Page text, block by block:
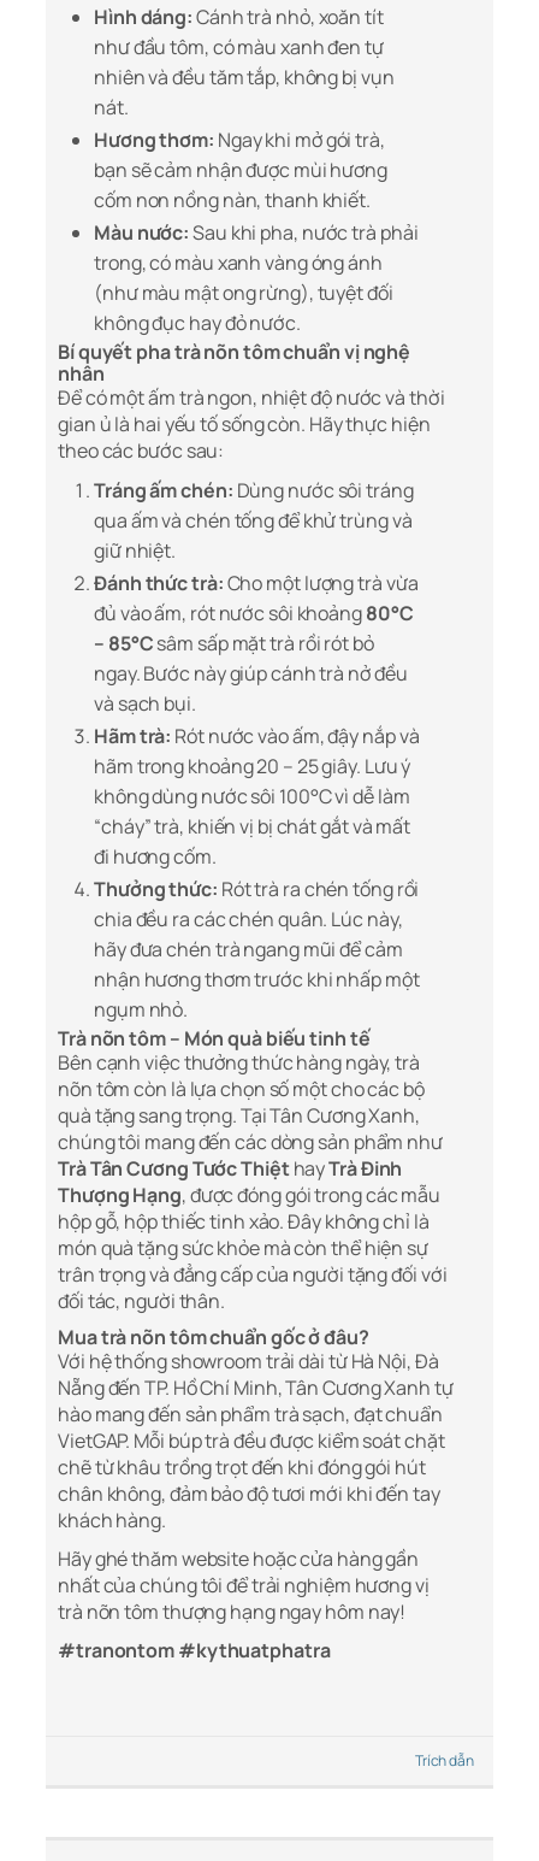
Hình dáng:Cánh trà nhỏ, xoăn tít
như đầu tôm, có màu xanh đen tự
nhiên và đều tăm tắp, không bị vụn
nát.
Hương thơm: Ngay khi mở gói trà,
bạn sẽ cảm nhận được mùi hương
cốm non nồng nàn, thanh khiết.
Màu nước:Sau khi pha, nước trà phải
trong, có màu xanh vàng óng ánh
(như màu mật ong rừng), tuyệt đối
không đục hay đỏ nước.
Bí quyết pha trà nõn tôm chuẩn vị nghệ
nhân
Để có một ấm trà ngon, nhiệt độ nước và thời
gian ủ là hai yếu tố sống còn. Hãy thực hiện
theo các bước sau:
Tráng ấm chén: Dùng nước sôi tráng
qua ấm và chén tống để khử trùng và
giữ nhiệt.
Đánh thức trà:Cho một lượng trà vừa
đủ vào ấm, rót nước sôi khoảng80°C
– 85°Csâm sấp mặt trà rồi rót bỏ
ngay. Bước này giúp cánh trà nở đều
và sạch bụi.
Hãm trà: Rót nước vào ấm, đậy nắp và
hãm trong khoảng 20 – 25 giây. Lưu ý
không dùng nước sôi 100°C vì dễ làm
“cháy” trà, khiến vị bị chát gắt và mất
đi hương cốm.
Thưởng thức: Rót trà ra chén tống rồi
chia đều ra các chén quân. Lúc này,
hãy đưa chén trà ngang mũi để cảm
nhận hương thơm trước khi nhấp một
ngụm nhỏ.
Trà nõn tôm – Món quà biếu tinh tế
Bên cạnh việc thưởng thức hàng ngày, trà
nõn tôm còn là lựa chọn số một cho các bộ
quà tặng sang trọng. Tại Tân Cương Xanh,
chúng tôi mang đến các dòng sản phẩm như
Trà Tân Cương Tước ThiệthayTrà Đinh
Thượng Hạng, được đóng gói trong các mẫu
hộp gỗ, hộp thiếc tinh xảo. Đây không chỉ là
món quà tặng sức khỏe mà còn thể hiện sự
trân trọng và đẳng cấp của người tặng đối với
đối tác, người thân.
Mua trà nõn tôm chuẩn gốc ở đâu?
Với hệ thống showroom trải dài từ Hà Nội, Đà
Nẵng đến TP. Hồ Chí Minh, Tân Cương Xanh tự
hào mang đến sản phẩm trà sạch, đạt chuẩn
VietGAP. Mỗi búp trà đều được kiểm soát chặt
chẽ từ khâu trồng trọt đến khi đóng gói hút
chân không, đảm bảo độ tươi mới khi đến tay
khách hàng.
Hãy ghé thăm website hoặc cửa hàng gần
nhất của chúng tôi để trải nghiệm hương vị
trà nõn tôm thượng hạng ngay hôm nay!
#tranontom #kythuatphatra
Trích dẫn